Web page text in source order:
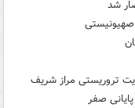
شد
تروریستی مراز شریف
صفر